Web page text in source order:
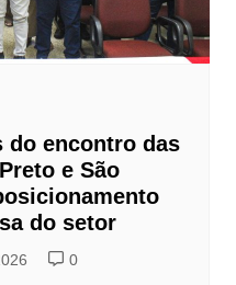
do encontro das
e São
do setor
0